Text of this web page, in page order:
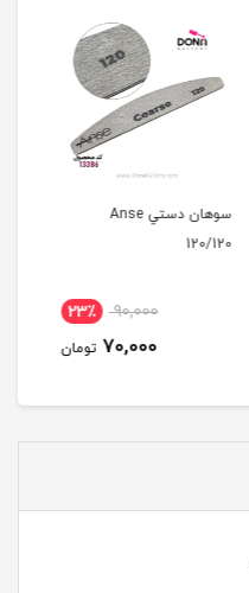
سوهان دستي Anse
120/120
90,000 23٪
70,000 تومان